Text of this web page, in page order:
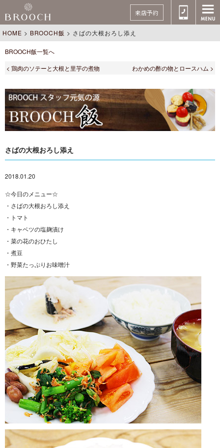
来店予約
HOME > BROOCH飯 > さばの大根おろし添え
BROOCH飯一覧へ
わかめの酢の物とロースハム >
< 鶏肉のソテーと大根と里芋の煮物
さばの大根おろし添え
2018.01.20
☆今日のメニュー☆
・さばの大根おろし添え
・トマト
・キャベツの塩麹漬け
・菜の花のおひたし
・煮豆
・野菜たっぷりお味噌汁